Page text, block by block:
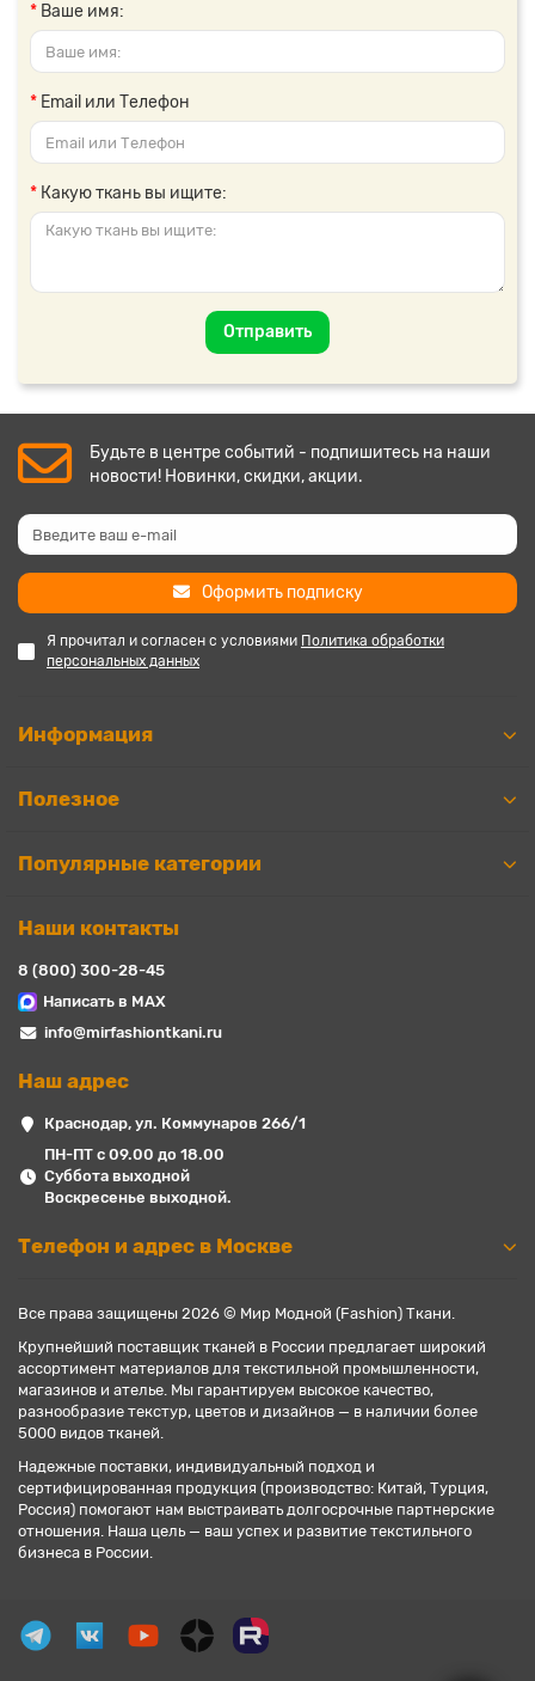
Ваше имя:
Email или Телефон
Какую ткань вы ищите:
Отправить
Будьте в центре событий - подпишитесь на наши
новости! Новинки, скидки, акции.
Оформить подписку
Я прочитал и согласен с условиями Политика обработки
персональных данных
Информация
Полезное
Популярные категории
Наши контакты
8 (800) 300-28-45
Написать в MAX
info@mirfashiontkani.ru
Наш адрес
Краснодар, ул. Коммунаров 266/1
ПН-ПТ с 09.00 до 18.00
Суббота выходной
Воскресенье выходной.
Телефон и адрес в Москве
Все права защищены 2026 © Мир Модной (Fashion) Ткани.
Крупнейший поставщик тканей в России предлагает широкий
ассортимент материалов для текстильной промышленности,
магазинов и ателье. Мы гарантируем высокое качество,
разнообразие текстур, цветов и дизайнов — в наличии более
5000 видов тканей.
Надежные поставки, индивидуальный подход и
сертифицированная продукция (производство: Китай, Турция,
Россия) помогают нам выстраивать долгосрочные партнерские
отношения. Наша цель — ваш успех и развитие текстильного
бизнеса в России.